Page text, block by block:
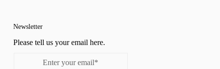
Newsletter
Please tell us your email here.